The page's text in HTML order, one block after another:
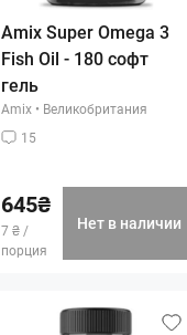
Amix Super Omega 3
Fish Oil - 180 софт
гель
Amix • Великобритания
15
645₴
7 ₴ /
порция
Нет в наличии